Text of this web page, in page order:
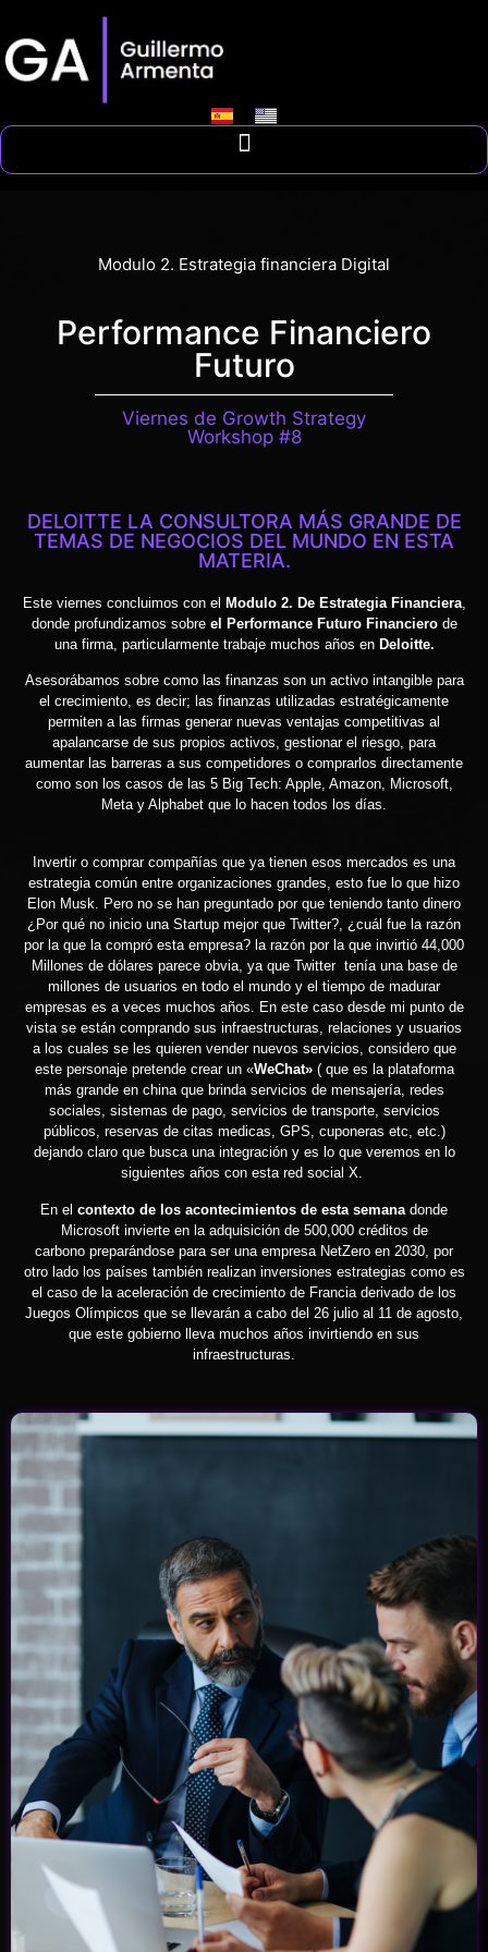
Modulo 2. Estrategia financiera Digital
Performance Financiero
Futuro
Viernes de Growth Strategy
Workshop #8
DELOITTE LA CONSULTORA MÁS GRANDE DE
TEMAS DE NEGOCIOS DEL MUNDO EN ESTA
MATERIA.
Este viernes concluimos con el Modulo 2. De Estrategia Financiera,
donde profundizamos sobre el Performance Futuro Financiero de
una firma, particularmente trabaje muchos años en Deloitte.
Asesorábamos sobre como las finanzas son un activo intangible para
el crecimiento, es decir; las finanzas utilizadas estratégicamente
permiten a las firmas generar nuevas ventajas competitivas al
apalancarse de sus propios activos, gestionar el riesgo, para
aumentar las barreras a sus competidores o comprarlos directamente
como son los casos de las 5 Big Tech: Apple, Amazon, Microsoft,
Meta y Alphabet que lo hacen todos los días.
Invertir o comprar compañías que ya tienen esos mercados es una
estrategia común entre organizaciones grandes, esto fue lo que hizo
Elon Musk. Pero no se han preguntado por que teniendo tanto dinero
¿Por qué no inicio una Startup mejor que Twitter?, ¿cuál fue la razón
por la que la compró esta empresa? la razón por la que invirtió 44,000
Millones de dólares parece obvia, ya que Twitter tenía una base de
millones de usuarios en todo el mundo y el tiempo de madurar
empresas es a veces muchos años. En este caso desde mi punto de
vista se están comprando sus infraestructuras, relaciones y usuarios
a los cuales se les quieren vender nuevos servicios, considero que
este personaje pretende crear un «WeChat»( que es la plataforma
más grande en china que brinda servicios de mensajería, redes
sociales, sistemas de pago, servicios de transporte, servicios
públicos, reservas de citas medicas, GPS, cuponeras etc, etc.)
dejando claro que busca una integración y es lo que veremos en lo
siguientes años con esta red social X.
En el contexto de los acontecimientos de esta semana donde
Microsoft invierte en la adquisición de 500,000 créditos de
carbono preparándose para ser una empresa NetZero en 2030, por
otro lado los países también realizan inversiones estrategias como es
el caso de la aceleración de crecimiento de Francia derivado de los
Juegos Olímpicos que se llevarán a cabo del 26 julio al 11 de agosto,
que este gobierno lleva muchos años invirtiendo en sus
infraestructuras.